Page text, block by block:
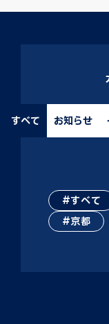
すべて お知らせ
すべて
京都